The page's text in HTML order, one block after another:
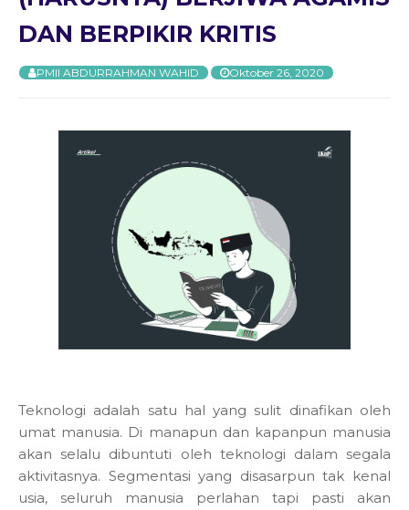
DAN BERPIKIR KRITIS
PMII ABDURRAHMAN WAHID Oktober 26, 2020
Teknologi adalah satu hal yang sulit dinafikan oleh
umat manusia. Di manapun dan kapanpun manusia
akan selalu dibuntuti oleh teknologi dalam segala
aktivitasnya. Segmentasi yang disasarpun tak kenal
usia, seluruh manusia perlahan tapi pasti akan